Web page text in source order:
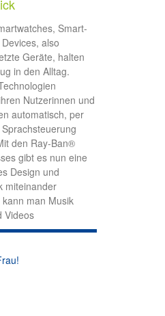
Smart-
also
Geräte, halten
in den Alltag.
Nutzerinnen und
automatisch, per
den Ray-Ban®
gibt es nun eine
Design und
miteinander
man Musik
Videos